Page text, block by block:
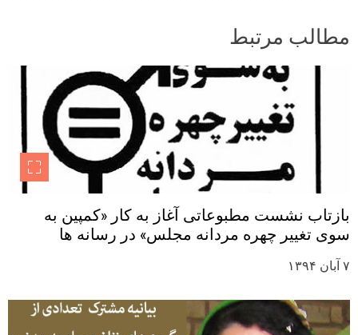
مطالب مرتبط
بازتاب نشست مطبوعاتی آغاز به کار «کمپین به
سوی تغییر چهره مردانه مجلس» در رسانه ها
۷ آبان ۱۳۹۴